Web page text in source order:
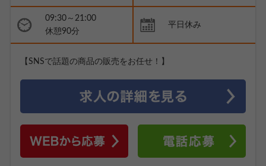
09:30～21:00
休憩90分
平日休み
【SNSで話題の商品の販売をお任せ！】